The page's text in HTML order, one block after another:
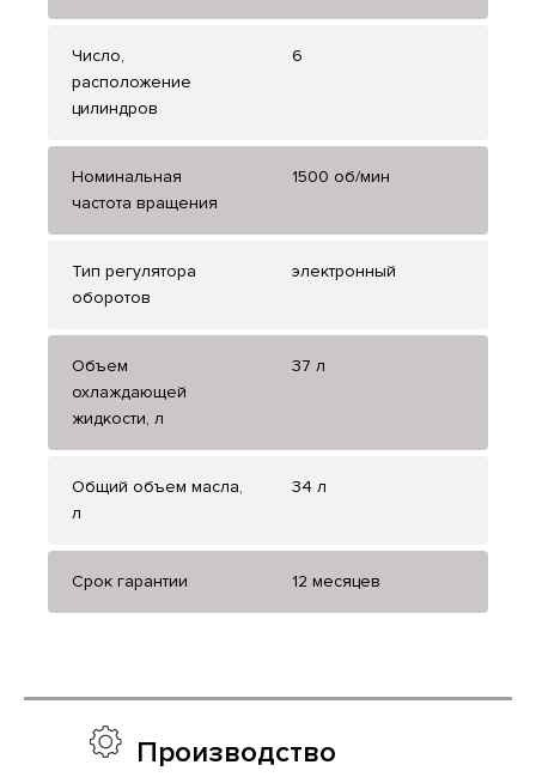
Число,
расположение
цилиндров
6
Номинальная
частота вращения
1500 об/мин
Тип регулятора
оборотов
электронный
Объем
охлаждающей
жидкости, л
37 л
Общий объем масла,
л
34 л
Срок гарантии 12 месяцев
Производство